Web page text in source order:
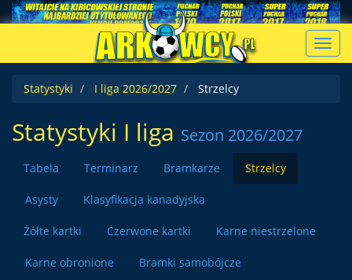
Statystyki
I liga 2026/2027 Strzelcy
Statystyki I liga Sezon 2026/2027
Tabela Terminarz Bramkarze Strzelcy
Asysty Klasyfikacja kanadyjska
Żółte kartki Czerwone kartki Karne niestrzelone
Karne obronione Bramki samobójcze